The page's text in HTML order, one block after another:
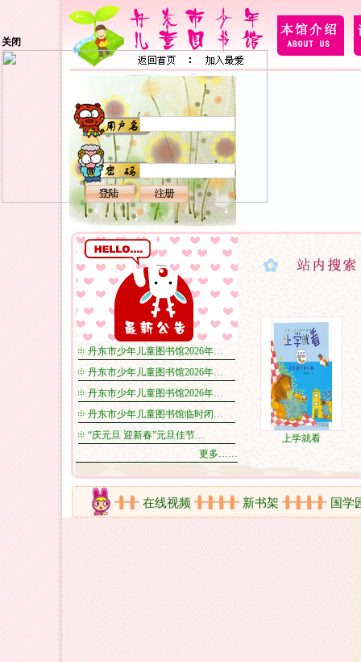
关闭
丹东市少年儿童图书馆2026年…
丹东市少年儿童图书馆2026年…
丹东市少年儿童图书馆2026年…
丹东市少年儿童图书馆临时闭…
“庆元旦 迎新春”元旦佳节…
更多……
上学就看
活动剪影 在线视频 新书架 国学园地